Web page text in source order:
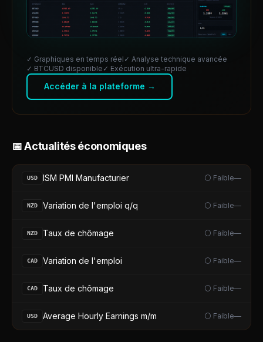
✓ Graphiques en temps réel ✓ Analyse technique avancée
✓ BTCUSD disponible ✓ Exécution ultra-rapide
Accéder à la plateforme →
📅 Actualités économiques
USD ISM PMI Manufacturier ⚪ Faible—
NZD Variation de l'emploi q/q ⚪ Faible—
NZD Taux de chômage ⚪ Faible—
CAD Variation de l'emploi ⚪ Faible—
CAD Taux de chômage ⚪ Faible—
USD Average Hourly Earnings m/m ⚪ Faible—